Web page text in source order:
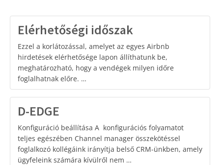
Elérhetőségi időszak
Ezzel a korlátozással, amelyet az egyes Airbnb
hirdetések elérhetősége lapon állíthatunk be,
meghatározható, hogy a vendégek milyen időre
foglalhatnak előre. …
D-EDGE
Konfiguráció beállítása A konfigurációs folyamatot
teljes egészében Channel manager összekötéssel
foglalkozó kollégáink irányítja belső CRM-ünkben, amely
ügyfeleink számára kívülről nem …